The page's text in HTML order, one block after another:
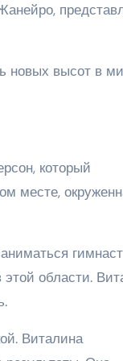
новых высот в
который
месте,
этой области.
Виталина